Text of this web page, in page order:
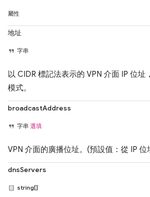
屬性
地址
字串
以 CIDR 標記法表示的 VPN 介面 IP 位址
模式。
broadcastAddress
字串 選填
VPN 介面的廣播位址。(預設值：從 IP 位
dnsServers
string[]